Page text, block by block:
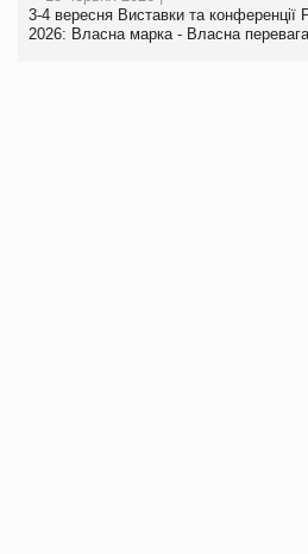
3-4 вересня Виставки та
2026: Власна марка - Власна перевага